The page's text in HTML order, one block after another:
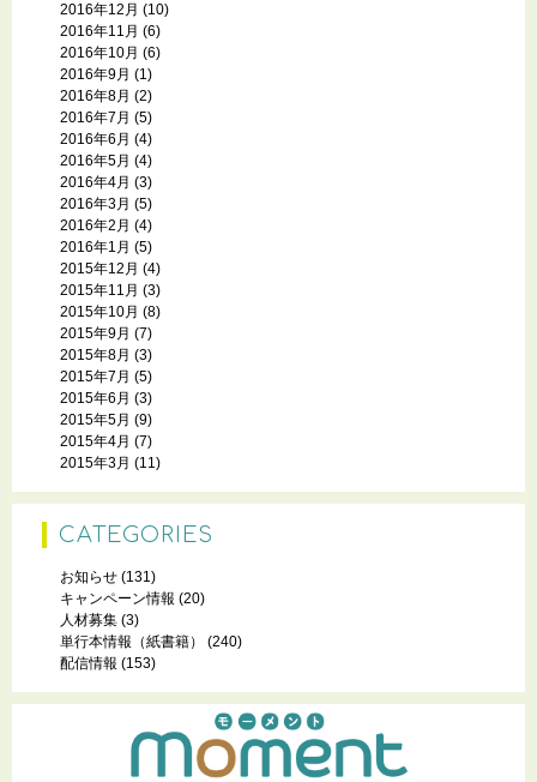
2016年12月 (10)
2016年11月 (6)
2016年10月 (6)
2016年9月 (1)
2016年8月 (2)
2016年7月 (5)
2016年6月 (4)
2016年5月 (4)
2016年4月 (3)
2016年3月 (5)
2016年2月 (4)
2016年1月 (5)
2015年12月 (4)
2015年11月 (3)
2015年10月 (8)
2015年9月 (7)
2015年8月 (3)
2015年7月 (5)
2015年6月 (3)
2015年5月 (9)
2015年4月 (7)
2015年3月 (11)
CATEGORIES
お知らせ (131)
キャンペーン情報 (20)
人材募集 (3)
単行本情報（紙書籍）
(240)
配信情報 (153)